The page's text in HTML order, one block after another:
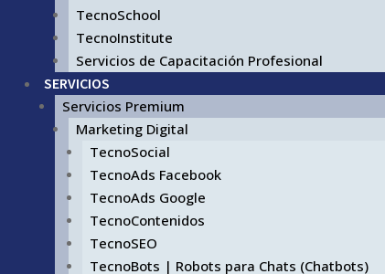
TecnoSchool
TecnoInstitute
Servicios de Capacitación Profesional
SERVICIOS
Servicios Premium
Marketing Digital
TecnoSocial
TecnoAds Facebook
TecnoAds Google
TecnoContenidos
TecnoSEO
TecnoBots | Robots para Chats (Chatbots)